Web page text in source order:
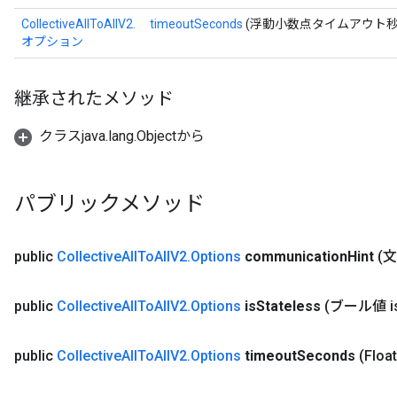
CollectiveAllToAllV2.
オプション
timeoutSeconds (浮動小数点タイムアウト
継承されたメソッド
クラスjava.lang.Objectから
パブリックメソッド
public CollectiveAllToAllV2.Options communicationHint (
public CollectiveAllToAllV2.Options isStateless (ブール値
public CollectiveAllToAllV2.Options timeoutSeconds